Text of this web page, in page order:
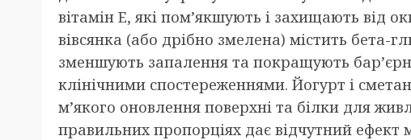
вітамін E, які пом’якшують і захищають від
вівсянка (або дрібно змелена) містить бета-
зменшують запалення та покращують
клінічними спостереженнями. Йогурт і
м’якого оновлення поверхні та білки для
правильних пропорціях дає відчутний ефект